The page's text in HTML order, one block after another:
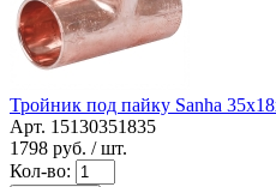
Тройник под пайку Sanha
Арт. 15130351835
1798 руб. / шт.
Кол-во: